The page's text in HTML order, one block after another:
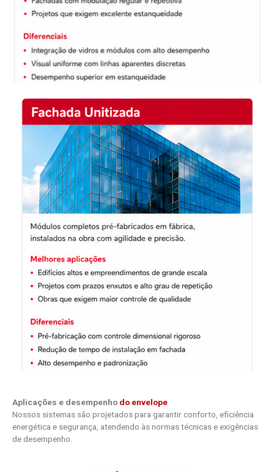
Aplicações e desempenho do envelope
Nossos sistemas são projetados para garantir conforto, eficiência
energética e segurança, atendendo às normas técnicas e exigências
de desempenho.